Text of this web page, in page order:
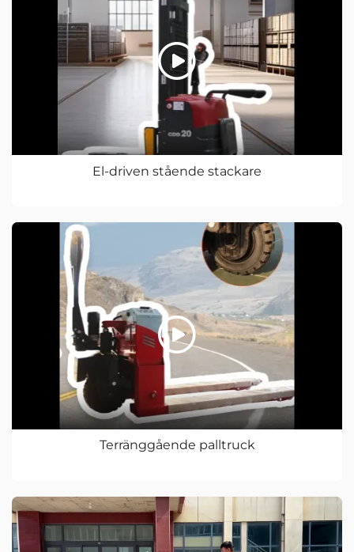
El-driven stående stackare
Terränggående palltruck